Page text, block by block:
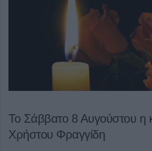
Το Σάββατο 8 Αυγούστου η
Χρήστου Φραγγίδη